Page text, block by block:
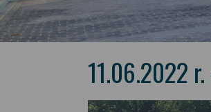
11.06.2022 r.